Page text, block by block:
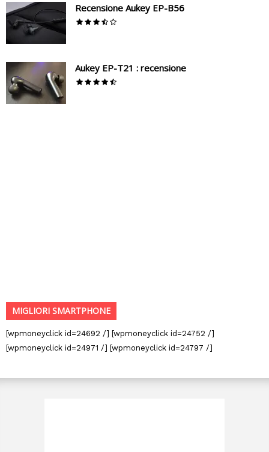
Recensione Aukey EP-B56
Aukey EP-T21 : recensione
MIGLIORI SMARTPHONE
[wpmoneyclick id=24692 /] [wpmoneyclick id=24752 /]
[wpmoneyclick id=24971 /] [wpmoneyclick id=24797 /]